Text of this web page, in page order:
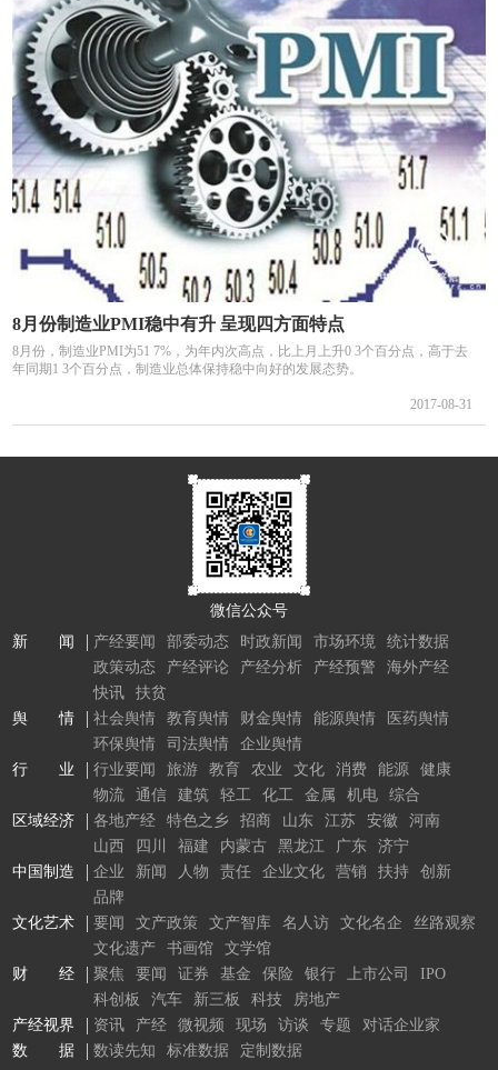
8月份制造业PMI稳中有升 呈现四方面特点
8月份，制造业PMI为51 7%，为年内次高点，比上月上升0 3个百分点，高于去
年同期1 3个百分点，制造业总体保持稳中向好的发展态势。
2017-08-31
微信公众号
新 闻
产经要闻 部委动态 时政新闻 市场环境
统计数据
政策动态
产经评论 产经分析 产经预警
海外产经
快讯
扶贫
舆 情
社会舆情 教育舆情 财金舆情 能源舆情
医药舆情
环保舆情
司法舆情
企业舆情
行 业
行业要闻 旅游 教育 农业 文化 消费 能源
健康
物流
通信 建筑 轻工 化工 金属 机电
综合
区域经济
各地产经 特色之乡 招商 山东 江苏 安徽
河南
山西
四川 福建 内蒙古 黑龙江 广东
济宁
中国制造
企业 新闻 人物 责任 企业文化 营销 扶持
创新
品牌
文化艺术
要闻 文产政策 文产智库 名人访 文化名企
丝路观察
文化遗产
书画馆
文学馆
财 经
聚焦 要闻 证券 基金 保险 银行 上市公司
IPO
科创板
汽车 新三板 科技
房地产
产经视界
资讯 产经 微视频 现场 访谈 专题
对话企业家
数 据
数读先知 标准数据 定制数据